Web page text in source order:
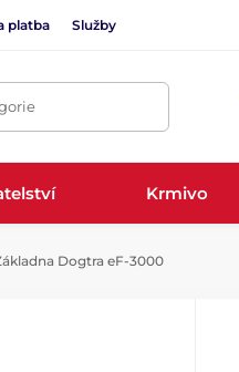
platba Služby
Krmivo
Dogtra eF-3000